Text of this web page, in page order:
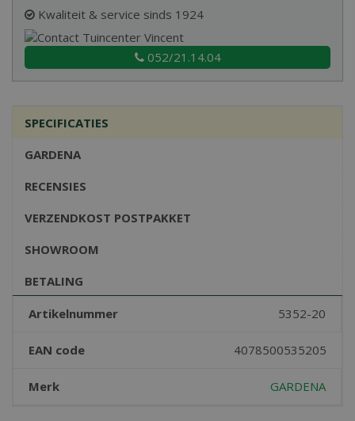
Kwaliteit & service sinds 1924
052/21.14.04
SPECIFICATIES
GARDENA
RECENSIES
VERZENDKOST POSTPAKKET
SHOWROOM
BETALING
Artikelnummer 5352-20
EAN code 4078500535205
Merk GARDENA